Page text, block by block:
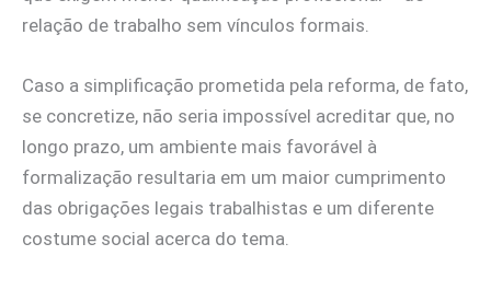
relação de trabalho sem vínculos formais.
Caso a simplificação prometida pela reforma, de fato,
se concretize, não seria impossível acreditar que, no
longo prazo, um ambiente mais favorável à
formalização resultaria em um maior cumprimento
das obrigações legais trabalhistas e um diferente
costume social acerca do tema.